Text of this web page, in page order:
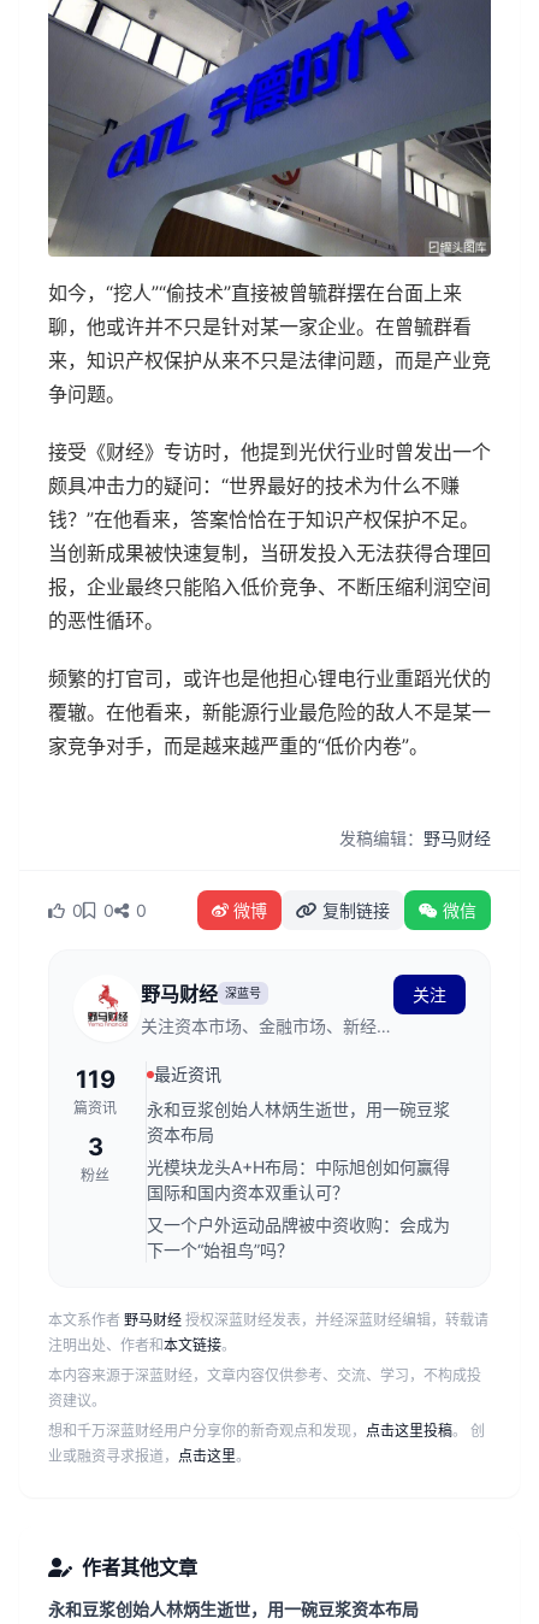
如今，“挖人”“偷技术”直接被曾毓群摆在台面上来
聊，他或许并不只是针对某一家企业。在曾毓群看
来，知识产权保护从来不只是法律问题，而是产业竞
争问题。
接受《财经》专访时，他提到光伏行业时曾发出一个
颇具冲击力的疑问：“世界最好的技术为什么不赚
钱？”在他看来，答案恰恰在于知识产权保护不足。
当创新成果被快速复制，当研发投入无法获得合理回
报，企业最终只能陷入低价竞争、不断压缩利润空间
的恶性循环。
频繁的打官司，或许也是他担心锂电行业重蹈光伏的
覆辙。在他看来，新能源行业最危险的敌人不是某一
家竞争对手，而是越来越严重的“低价内卷”。
发稿编辑： 野马财经
0 0 0 微博 复制链接 微信
野马财经 深蓝号
关注资本市场、金融市场、新经济
关注
119
篇资讯
3
粉丝
最近资讯
永和豆浆创始人林炳生逝世，用一碗豆浆
资本布局
光模块龙头A+H布局：中际旭创如何赢得
国际和国内资本双重认可？
又一个户外运动品牌被中资收购：会成为
下一个“始祖鸟”吗？
本文系作者 野马财经 授权深蓝财经发表，并经深蓝财经编辑，转载请
注明出处、作者和本文链接。
本内容来源于深蓝财经，文章内容仅供参考、交流、学习，不构成投
资建议。
想和千万深蓝财经用户分享你的新奇观点和发现， 点击这里投稿。 创
业或融资寻求报道， 点击这里。
作者其他文章
永和豆浆创始人林炳生逝世，用一碗豆浆资本布局